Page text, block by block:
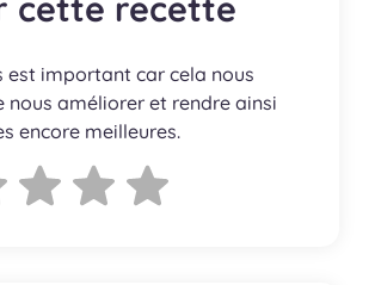
est important car cela nous
nous améliorer et rendre ainsi
encore meilleures.